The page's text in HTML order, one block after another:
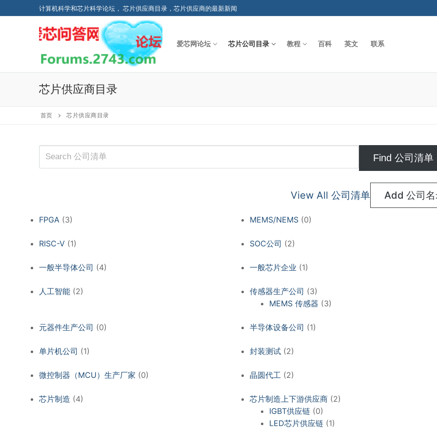
to
计算机科学和芯片科学论坛， 芯片供应商目录，芯片供应商的最新新闻
爱芯网论坛 芯片公司目录 教程 百科 英文 联系
芯片供应商目录
首页 芯片供应商目录
View All 公司清单 Add 公司
FPGA (3) MEMS/NEMS(0)
RISC-V (1) SOC公司 (2)
一般半导体公司 (4) 一般芯片企业 (1)
人工智能 (2) 传感器生产公司 (3)
MEMS 传感器 (3)
元器件生产公司 (0) 半导体设备公司 (1)
单片机公司 (1) 封装测试(2)
微控制器（MCU）生产厂家 (0) 晶圆代工(2)
芯片制造 (4) 芯片制造上下游供应商(2)
IGBT供应链(0)
LED芯片供应链(1)